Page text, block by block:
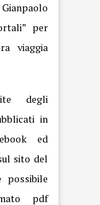
per
viaggia
degli
in
ed
sito del
possibile
pdf